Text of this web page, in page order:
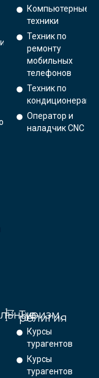
Компьютерные
техники
Техник по
ремонту
мобильных
телефонов
Техник по
кондиционерам
Оператор и
наладчик CNC
Туризм,
религия
Курсы
турагентов
Курсы
турагентов